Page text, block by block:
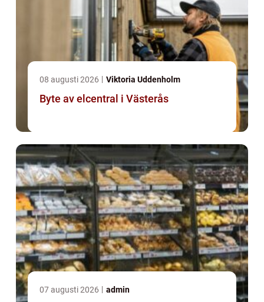
08 augusti 2026 Viktoria Uddenholm
Byte av elcentral i Västerås
07 augusti 2026 admin